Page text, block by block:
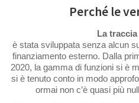
Perché le
La
è stata sviluppata senza alcun
finanziamento esterno. Dalla
2020, la gamma di funzioni si è
si è tenuto conto in modo
ormai non c’è quasi più